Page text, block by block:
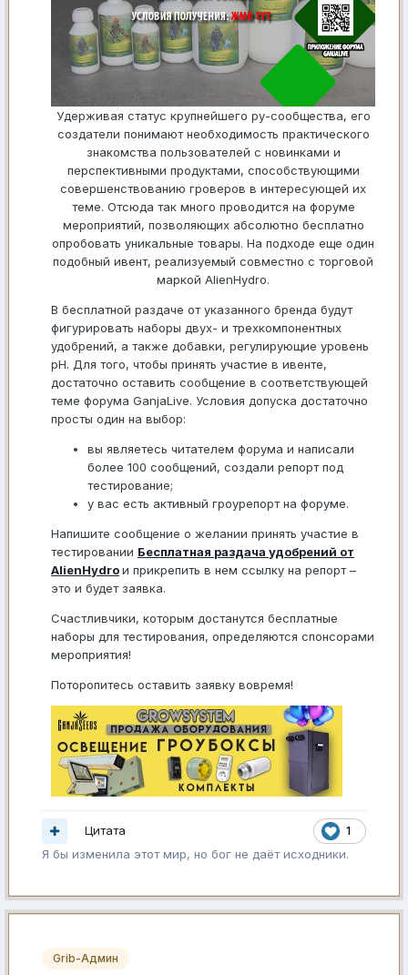
Удерживая статус крупнейшего ру-сообщества, его
создатели понимают необходимость практического
знакомства пользователей с новинками и
перспективными продуктами, способствующими
совершенствованию гроверов в интересующей их
теме. Отсюда так много проводится на форуме
мероприятий, позволяющих абсолютно бесплатно
опробовать уникальные товары. На подходе еще один
подобный ивент, реализуемый совместно с торговой
маркой AlienHydro.
В бесплатной раздаче от указанного бренда будут
фигурировать наборы двух- и трехкомпонентных
удобрений, а также добавки, регулирующие уровень
pH. Для того, чтобы принять участие в ивенте,
достаточно оставить сообщение в соответствующей
теме форума GanjaLive. Условия допуска достаточно
просты один на выбор:
вы являетесь читателем форума и написали
более 100 сообщений, создали репорт под
тестирование;
у вас есть активный гроурепорт на форуме.
Напишите сообщение о желании принять участие в
тестировании Бесплатная раздача удобрений от
AlienHydroи прикрепить в нем ссылку на репорт –
это и будет заявка.
Счастливчики, которым достанутся бесплатные
наборы для тестирования, определяются спонсорами
мероприятия!
Поторопитесь оставить заявку вовремя!
1
Цитата
Я бы изменила этот мир, но бог не даёт исходники.
Grib-Админ